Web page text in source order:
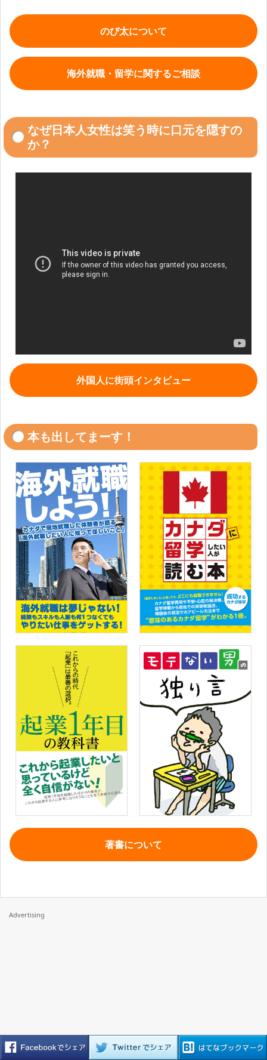
のび太について
海外就職・留学に関するご相談
なぜ日本人女性は笑う時に口元を隠すの
か？
外国人に街頭インタビュー
本も出してまーす！
著書について
Advertising